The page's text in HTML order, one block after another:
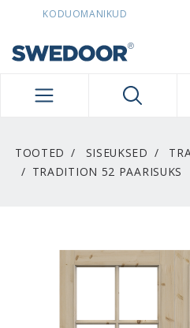
SWEDOORESTONIA
KODUOMANIKUD
TOOTED SISEUKSED
TRADITION 52 PAARISUKS